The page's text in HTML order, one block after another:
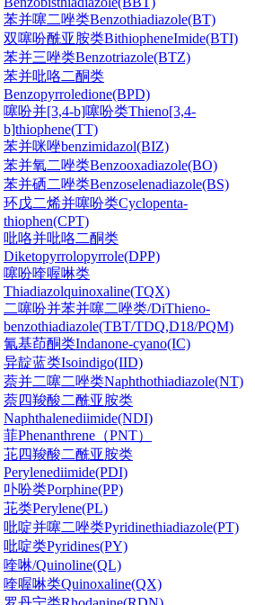
苯并噻二唑类Benzothiadiazole(BT)
双噻吩酰亚胺类BithiopheneImide(BTI)
苯并三唑类Benzotriazole(BTZ)
苯并吡咯二酮类
Benzopyrroledione(BPD)
噻吩并[3,4-b]噻吩类Thieno[3,4-
b]thiophene(TT)
苯并咪唑benzimidazol(BIZ)
苯并氧二唑类Benzooxadiazole(BO)
苯并硒二唑类Benzoselenadiazole(BS)
环戊二烯并噻吩类Cyclopenta-
thiophen(CPT)
吡咯并吡咯二酮类
Diketopyrrolopyrrole(DPP)
噻吩喹喔啉类
Thiadiazolquinoxaline(TQX)
二噻吩并苯并噻二唑类/DiThieno-
benzothiadiazole(TBT/TDQ,D18/PQM)
氰基茚酮类Indanone-cyano(IC)
异靛蓝类Isoindigo(IID)
萘并二噻二唑类Naphthothiadiazole(NT)
萘四羧酸二酰亚胺类
Naphthalenediimide(NDI)
菲Phenanthrene（PNT）
苝四羧酸二酰亚胺类
Perylenediimide(PDI)
卟吩类Porphine(PP)
苝类Perylene(PL)
吡啶并噻二唑类Pyridinethiadiazole(PT)
吡啶类Pyridines(PY)
喹啉/Quinoline(QL)
喹喔啉类Quinoxaline(QX)